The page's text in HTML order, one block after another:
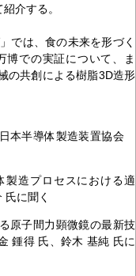
介する。
では、食の未来を形づく
博での実証について、ま
の共創による樹脂3D造形
本半導体製造装置協会
造プロセスにおける適
に聞く
原子間力顕微鏡の最新技
鍾得 氏、鈴木 基純 氏に